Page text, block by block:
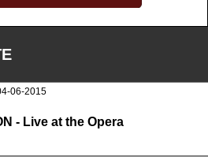
06-2015
- Live at the Opera